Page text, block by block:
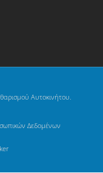
Αυτοκινήτου.
Δεδομένων